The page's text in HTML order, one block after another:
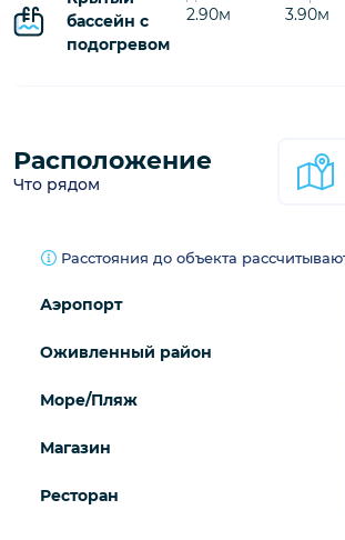
бассейн с
подогревом
2.90м 3.90м
Расположение
Что рядом
Расстояния до объекта
Аэропорт
Оживленный район
Море/Пляж
Магазин
Ресторан